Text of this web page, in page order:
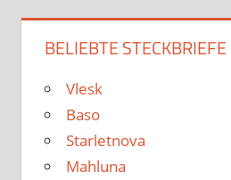
BELIEBTE STECKBRIEFE
Vlesk
Baso
Starletnova
Mahluna